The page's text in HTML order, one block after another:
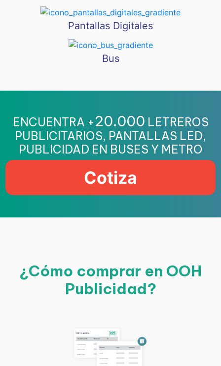
Pantallas Digitales
Bus
ENCUENTRA +20.000 LETREROS
PUBLICITARIOS, PANTALLAS LED,
PUBLICIDAD EN BUSES Y METRO
Cotiza
¿Cómo comprar en OOH
Publicidad?